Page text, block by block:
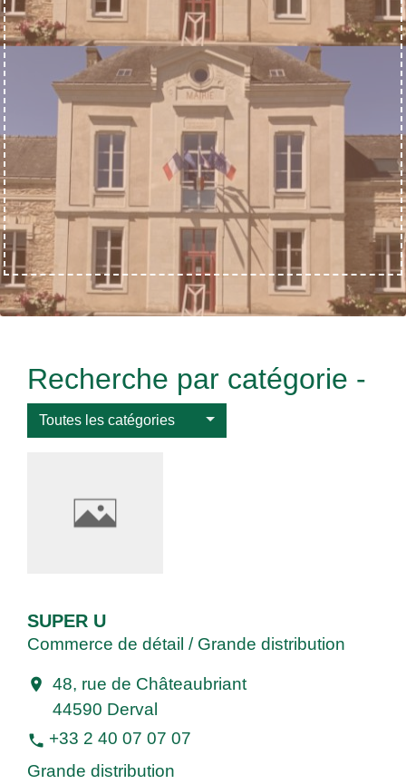
Recherche par catégorie -
Toutes les catégories
SUPER U
Commerce de détail / Grande distribution
location_on 48, rue de Châteaubriant
44590 Derval
phone +33 2 40 07 07 07
Grande distribution